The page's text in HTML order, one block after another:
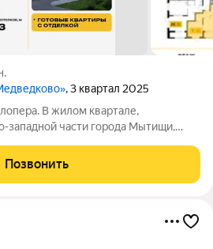
, 3 квартал 2025
В жилом квартале,
западной части города Мытищи,
на 18 этаже 18-этажного дома,
Позвонить